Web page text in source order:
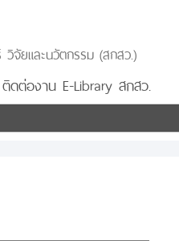
จัยและนวัตกรรม (สกสว.)
ติดต่องาน E-Library สกสว.